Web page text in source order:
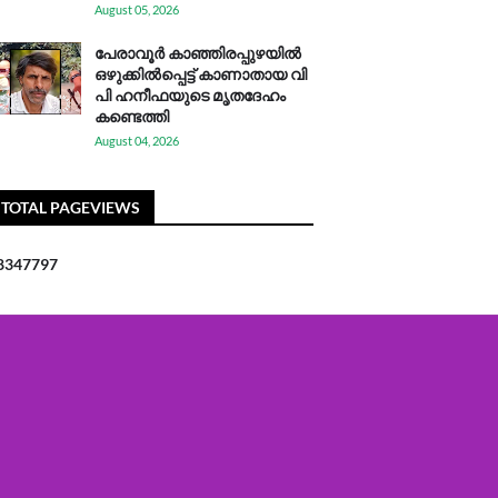
August 05, 2026
പേരാവൂർ കാഞ്ഞിരപ്പുഴയിൽ
ഒഴുക്കിൽപ്പെട്ട് കാണാതായ വി
പി ഹനീഫയുടെ മൃതദേഹം
കണ്ടെത്തി
August 04, 2026
TOTAL PAGEVIEWS
347797